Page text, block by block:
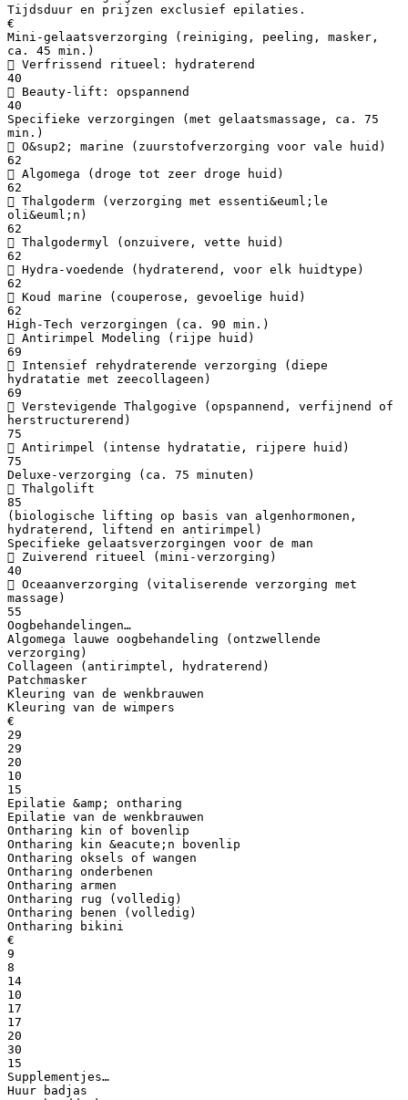
Tijdsduur en prijzen exclusief epilaties.
€
Mini-gelaatsverzorging (reiniging, peeling, masker,
ca. 45 min.)
 Verfrissend ritueel: hydraterend
40
 Beauty-lift: opspannend
40
Specifieke verzorgingen (met gelaatsmassage, ca. 75
min.)
 O&sup2; marine (zuurstofverzorging voor vale huid)
62
 Algomega (droge tot zeer droge huid)
62
 Thalgoderm (verzorging met essenti&euml;le
oli&euml;n)
62
 Thalgodermyl (onzuivere, vette huid)
62
 Hydra-voedende (hydraterend, voor elk huidtype)
62
 Koud marine (couperose, gevoelige huid)
62
High-Tech verzorgingen (ca. 90 min.)
 Antirimpel Modeling (rijpe huid)
69
 Intensief rehydraterende verzorging (diepe
hydratatie met zeecollageen)
69
 Verstevigende Thalgogive (opspannend, verfijnend of
herstructurerend)
75
 Antirimpel (intense hydratatie, rijpere huid)
75
Deluxe-verzorging (ca. 75 minuten)
 Thalgolift
85
(biologische lifting op basis van algenhormonen,
hydraterend, liftend en antirimpel)
Specifieke gelaatsverzorgingen voor de man
 Zuiverend ritueel (mini-verzorging)
40
 Oceaanverzorging (vitaliserende verzorging met
massage)
55
Oogbehandelingen…
Algomega lauwe oogbehandeling (ontzwellende
verzorging)
Collageen (antirimptel, hydraterend)
Patchmasker
Kleuring van de wenkbrauwen
Kleuring van de wimpers
€
29
29
20
10
15
Epilatie &amp; ontharing
Epilatie van de wenkbrauwen
Ontharing kin of bovenlip
Ontharing kin &eacute;n bovenlip
Ontharing oksels of wangen
Ontharing onderbenen
Ontharing armen
Ontharing rug (volledig)
Ontharing benen (volledig)
Ontharing bikini
€
9
8
14
10
17
17
20
30
15
Supplementjes…
Huur badjas